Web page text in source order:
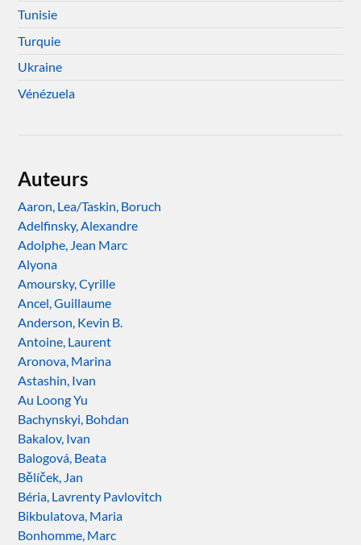
Tunisie
Turquie
Ukraine
Vénézuela
Auteurs
Aaron, Lea/Taskin, Boruch
Adelfinsky, Alexandre
Adolphe, Jean Marc
Alyona
Amoursky, Cyrille
Ancel, Guillaume
Anderson, Kevin B.
Antoine, Laurent
Aronova, Marina
Astashin, Ivan
Au Loong Yu
Bachynskyi, Bohdan
Bakalov, Ivan
Balogová, Beata
Bělíček, Jan
Béria, Lavrenty Pavlovitch
Bikbulatova, Maria
Bonhomme, Marc